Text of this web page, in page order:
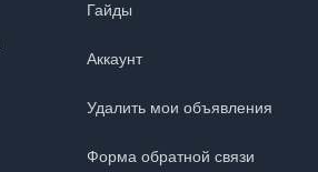
Гайды
Аккаунт
Удалить мои объявления
Форма обратной связи